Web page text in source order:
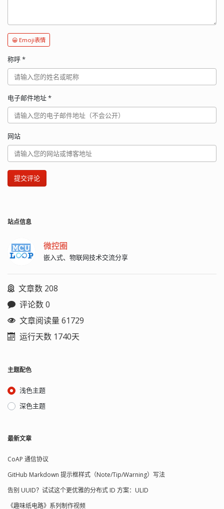
😀 Emoji表情
称呼*
电子邮件地址*
网站
提交评论
站点信息
微控圈
嵌入式、物联网技术交流分享
文章数 208
评论数 0
文章阅读量 61729
运行天数 1740天
主题配色
浅色主题
深色主题
最新文章
CoAP 通信协议
GitHub Markdown 提示框样式（Note/Tip/Warning）写法
告别 UUID？试试这个更优雅的分布式 ID 方案：ULID
《趣味纸电路》系列制作视频